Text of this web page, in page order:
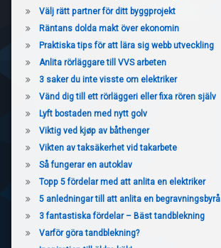
Välj rätt partner för ditt byggprojekt
Räntans dolda makt över ekonomin
Praktiska tips för att lära sig webb utveckling
Anlita rörläggare till VVS arbeten
3 saker du inte visste om elektriker
Vänd dig till ett rörläggeri eller fixa rören själv
Lyft bostaden med nytt golv
Viktig ved kjøp av båthenger
Vikten av taksäkerhet vid takarbete
Så fungerar en autoklav
Topp 5 fördelar med att anlita en elektriker
5 anledningar till att anlita en begravningsbyrå
3 fantastiska fördelar – Bäst tandblekning
Varför göra tandblekning?